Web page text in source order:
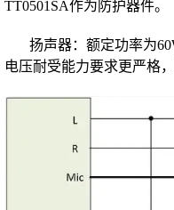
TT0501SA作为防护器件。
扬声器：额定功率为
电压耐受能力要求更严格